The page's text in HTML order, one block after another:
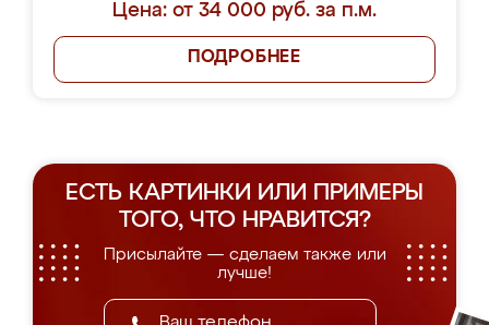
Цена: от 34 000 руб. за п.м.
ПОДРОБНЕЕ
ЕСТЬ КАРТИНКИ ИЛИ ПРИМЕРЫ
ТОГО, ЧТО НРАВИТСЯ?
Присылайте — сделаем также или
лучше!